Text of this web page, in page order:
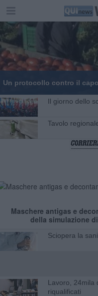
Un protocollo contro il
Il giorno dello
Tavolo
Maschere antigas e
della simulazione
Sciopera la
Lavoro, 24mila
riqualificati